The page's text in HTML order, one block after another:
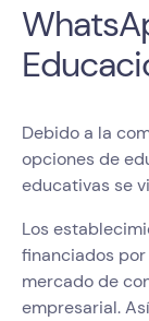
Debido a la
opciones de
educativas se
Los
financiados
mercado de
empresarial.